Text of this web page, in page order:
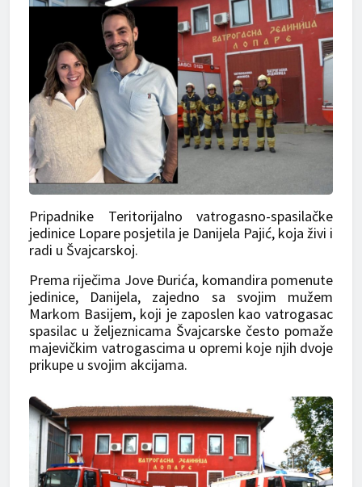
Pripadnike Teritorijalno vatrogasno-spasilačke
jedinice Lopare posjetila je Danijela Pajić, koja živi i
radi u Švajcarskoj.
Prema riječima Jove Đurića, komandira pomenute
jedinice, Danijela, zajedno sa svojim mužem
Markom Basijem, koji je zaposlen kao vatrogasac
spasilac u željeznicama Švajcarske često pomaže
majevičkim vatrogascima u opremi koje njih dvoje
prikupe u svojim akcijama.